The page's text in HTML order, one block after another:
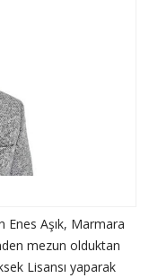
Aşık, Marmara
mezun olduktan
Lisansı yaparak